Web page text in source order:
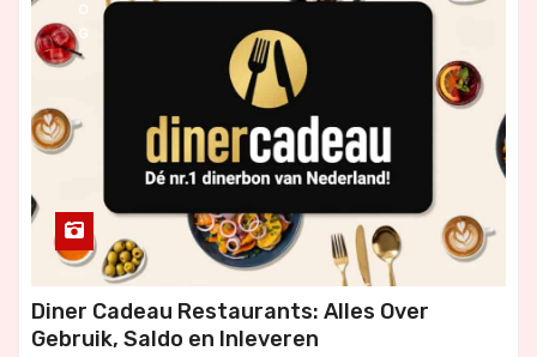
O
G
Diner Cadeau Restaurants: Alles Over
Gebruik, Saldo en Inleveren